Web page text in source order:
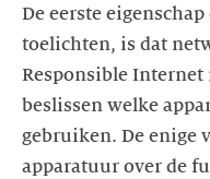
De eerste
toelichten, is dat
Responsible
beslissen welke
gebruiken. De enige
apparatuur over de